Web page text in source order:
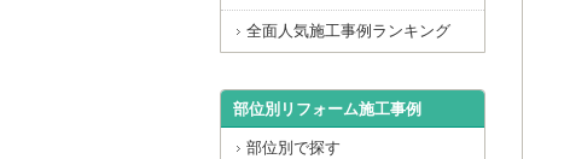
全面人気施工事例ランキング
部位別リフォーム施工事例
部位別で探す